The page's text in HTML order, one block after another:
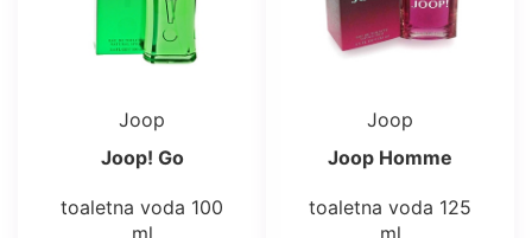
Joop
Joop! Go
toaletna voda 100
Joop
Joop Homme
toaletna voda 125